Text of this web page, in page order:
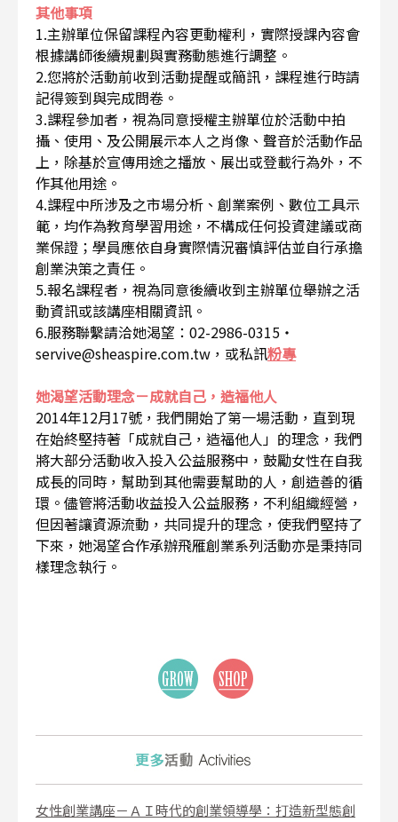
其他事項
1.主辦單位保留課程內容更動權利，實際授課內容會
根據講師後續規劃與實務動態進行調整。
2.您將於活動前收到活動提醒或簡訊，課程進行時請
記得簽到與完成問卷。
3.課程參加者，視為同意授權主辦單位於活動中拍
攝、使用、及公開展示本人之肖像、聲音於活動作品
上，除基於宣傳用途之播放、展出或登載行為外，不
作其他用途。
4.課程中所涉及之市場分析、創業案例、數位工具示
範，均作為教育學習用途，不構成任何投資建議或商
業保證；學員應依自身實際情況審慎評估並自行承擔
創業決策之責任。
5.報名課程者，視為同意後續收到主辦單位舉辦之活
動資訊或該講座相關資訊。
6.服務聯繫請洽她渴望：02-2986-0315・
servive@sheaspire.com.tw，或私訊粉專
她渴望活動理念－成就自己，造福他人
2014年12月17號，我們開始了第一場活動，直到現
在始終堅持著「成就自己，造福他人」的理念，我們
將大部分活動收入投入公益服務中，鼓勵女性在自我
成長的同時，幫助到其他需要幫助的人，創造善的循
環。儘管將活動收益投入公益服務，不利組織經營，
但因著讓資源流動，共同提升的理念，使我們堅持了
下來，她渴望合作承辦飛雁創業系列活動亦是秉持同
樣理念執行。
女性創業講座－ＡＩ時代的創業領導學：打造新型態創